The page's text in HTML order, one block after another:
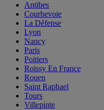
Antibes
Courbevoie
La Défense
Lyon
Nancy
Paris
Poitiers
Roissy En France
Rouen
Saint Raphael
Tours
Villepinte